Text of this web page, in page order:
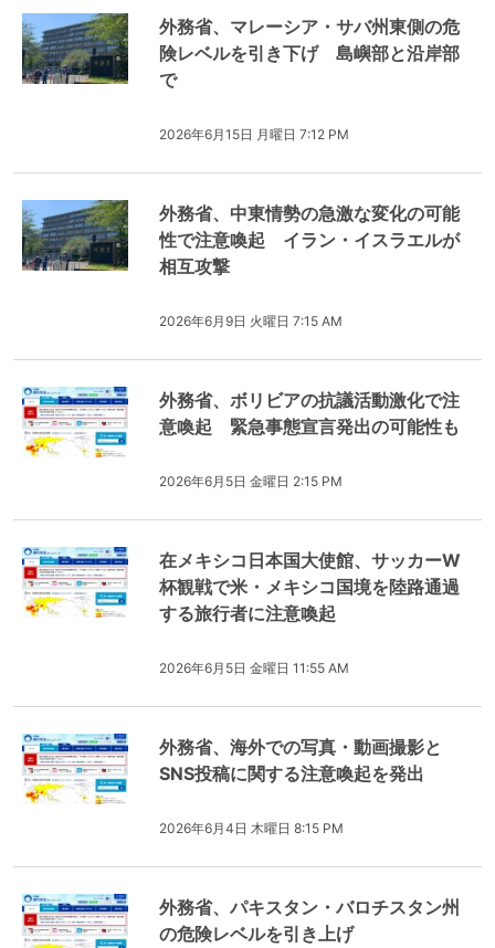
外務省、マレーシア・サバ州東側の危
険レベルを引き下げ 島嶼部と沿岸部
で
2026年6月15日 月曜日 7:12 PM
外務省、中東情勢の急激な変化の可能
性で注意喚起 イラン・イスラエルが
相互攻撃
2026年6月9日 火曜日 7:15 AM
外務省、ボリビアの抗議活動激化で注
意喚起 緊急事態宣言発出の可能性も
2026年6月5日 金曜日 2:15 PM
在メキシコ日本国大使館、サッカーW
杯観戦で米・メキシコ国境を陸路通過
する旅行者に注意喚起
2026年6月5日 金曜日 11:55 AM
外務省、海外での写真・動画撮影と
SNS投稿に関する注意喚起を発出
2026年6月4日 木曜日 8:15 PM
外務省、パキスタン・バロチスタン州
の危険レベルを引き上げ